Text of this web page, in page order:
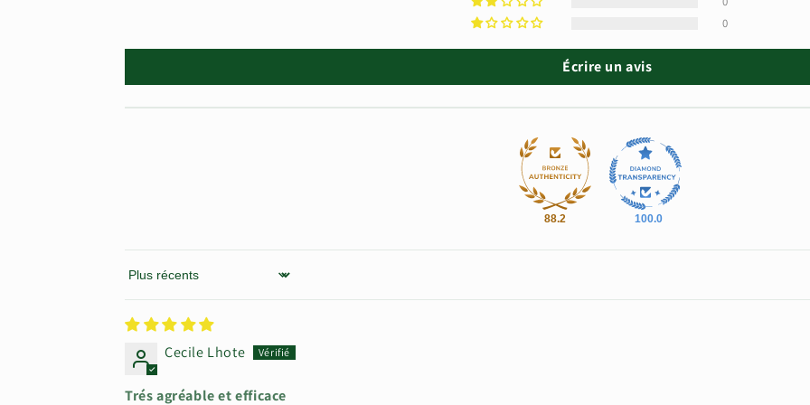
i
b
l
0
Écrire un avis
88.2 100.0
Sort by
Cecile Lhote
Trés agréable et efficace